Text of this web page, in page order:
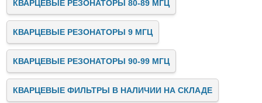
КВАРЦЕВЫЕ РЕЗОНАТОРЫ 80-89 МГЦ
КВАРЦЕВЫЕ РЕЗОНАТОРЫ 9 МГЦ
КВАРЦЕВЫЕ РЕЗОНАТОРЫ 90-99 МГЦ
КВАРЦЕВЫЕ ФИЛЬТРЫ В НАЛИЧИИ НА СКЛАДЕ